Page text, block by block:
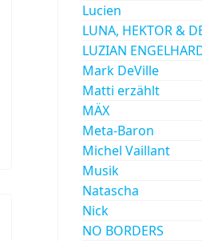
Lucien
LUNA, HEKTOR &
LUZIAN
Mark DeVille
Matti erzählt
MÄX
Meta-Baron
Michel Vaillant
Musik
Natascha
Nick
NO BORDERS